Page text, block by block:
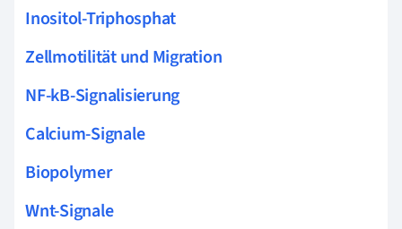
Inositol-Triphosphat
Zellmotilität und Migration
NF-kB-Signalisierung
Calcium-Signale
Biopolymer
Wnt-Signale